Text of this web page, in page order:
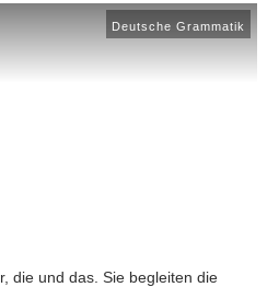
Deutsche Grammatik
die und das. Sie begleiten die